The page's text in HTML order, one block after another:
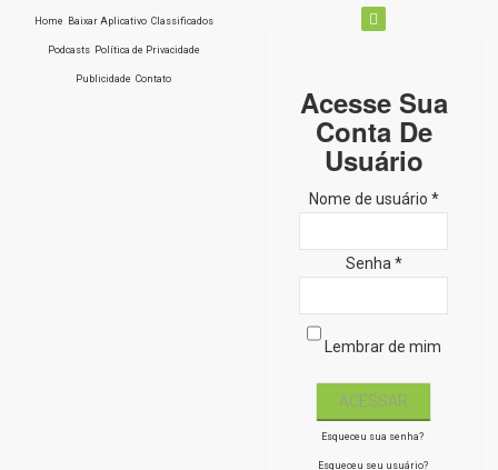
Home Baixar Aplicativo Classificados
Podcasts Política de Privacidade
Publicidade Contato
Acesse Sua
Conta De
Usuário
Nome de usuário *
Senha *
Lembrar de mim
Esqueceu sua senha?
Esqueceu seu usuário?